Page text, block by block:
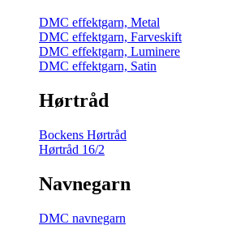
DMC effektgarn, Metal
DMC effektgarn, Farveskift
DMC effektgarn, Luminere
DMC effektgarn, Satin
Hørtråd
Bockens Hørtråd
Hørtråd 16/2
Navnegarn
DMC navnegarn